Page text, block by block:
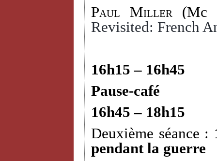
Paul Miller (Mc
Revisited: French
16h15 – 16h45
Pause-café
16h45 – 18h15
Deuxième séance :
pendant la guerre